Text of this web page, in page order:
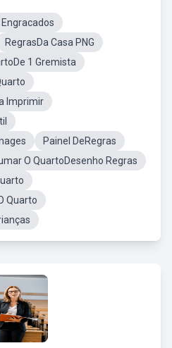
RegrasDa Casa PNG
1 Gremista
Imprimir
Painel DeRegras
O QuartoDesenho Regras
Quarto